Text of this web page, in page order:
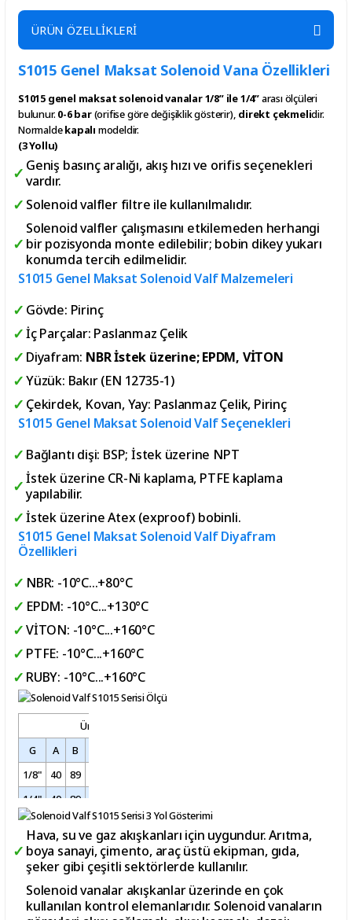
ÜRÜN ÖZELLİKLERİ
S1015 Genel Maksat Solenoid Vana Özellikleri
S1015 genel maksat solenoid vanalar1/8” ile 1/4”arası ölçüleri
bulunur. 0-6 bar(orifise göre değişiklik gösterir), direkt çekmelidir.
Normaldekapalı modeldir.
(3 Yollu)
Geniş basınç aralığı, akış hızı ve orifis seçenekleri
vardır.
Solenoid valfler filtre ile kullanılmalıdır.
Solenoid valfler çalışmasını etkilemeden herhangi
bir pozisyonda monte edilebilir; bobin dikey yukarı
konumda tercih edilmelidir.
S1015 Genel Maksat Solenoid Valf Malzemeleri
Gövde: Pirinç
İç Parçalar: Paslanmaz Çelik
Diyafram: NBR İstek üzerine; EPDM, VİTON
Yüzük: Bakır (EN 12735-1)
Çekirdek, Kovan, Yay: Paslanmaz Çelik, Pirinç
S1015 Genel Maksat Solenoid Valf Seçenekleri
Bağlantı dişi: BSP; İstek üzerine NPT
İstek üzerine CR-Ni kaplama, PTFE kaplama
yapılabilir.
İstek üzerine Atex (exproof) bobinli.
S1015 Genel Maksat Solenoid Valf Diyafram
Özellikleri
NBR: -10°C...+80°C
EPDM: -10°C...+130°C
VİTON: -10°C...+160°C
PTFE: -10°C...+160°C
RUBY: -10°C...+160°C
Ürün Ölçüleri
G
A B
1/8"
40 89
1/4"
40 89
Hava, su ve gaz akışkanları için uygundur. Arıtma,
boya sanayi, çimento, araç üstü ekipman, gıda,
şeker gibi çeşitli sektörlerde kullanılır.
Solenoid vanalar akışkanlar üzerinde en çok
kullanılan kontrol elemanlarıdır. Solenoid vanaların